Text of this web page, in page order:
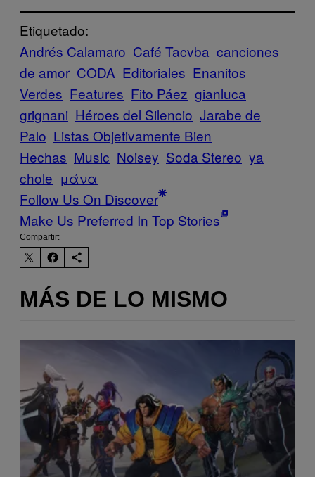
Etiquetado:
Andrés Calamaro Café Tacvba canciones
de amor CODA Editoriales Enanitos
Verdes Features Fito Páez gianluca
grignani Héroes del Silencio Jarabe de
Palo Listas Objetivamente Bien
Hechas Music Noisey Soda Stereo ya
chole μάνα
Follow Us On Discover
Make Us Preferred In Top Stories
Compartir:
MÁS DE LO MISMO